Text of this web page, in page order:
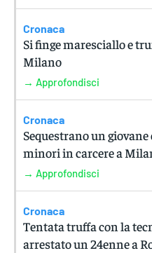
Cronaca
Si finge maresciallo e
Milano
→ Approfondisci
Cronaca
Sequestrano un
minori in carcere a
→ Approfondisci
Cronaca
Tentata truffa con la
arrestato un 24enne a